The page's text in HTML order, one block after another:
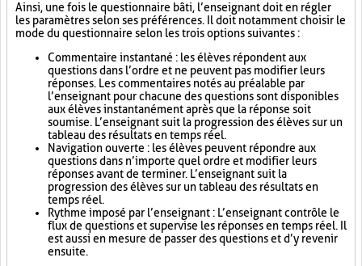
Ainsi, une fois le questionnaire bâti, l’enseignant doit en régler
les paramètres selon ses préférences. Il doit notamment choisir le
mode du questionnaire selon les trois options suivantes :
Commentaire instantané : les élèves répondent aux
questions dans l’ordre et ne peuvent pas modifier leurs
réponses. Les commentaires notés au préalable par
l’enseignant pour chacune des questions sont disponibles
aux élèves instantanément après que la réponse soit
soumise. L’enseignant suit la progression des élèves sur un
tableau des résultats en temps réel.
Navigation ouverte : les élèves peuvent répondre aux
questions dans n’importe quel ordre et modifier leurs
réponses avant de terminer. L’enseignant suit la
progression des élèves sur un tableau des résultats en
temps réel.
Rythme imposé par l’enseignant : L’enseignant contrôle le
flux de questions et supervise les réponses en temps réel. Il
est aussi en mesure de passer des questions et d’y revenir
ensuite.